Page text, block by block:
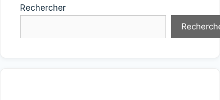
Rechercher